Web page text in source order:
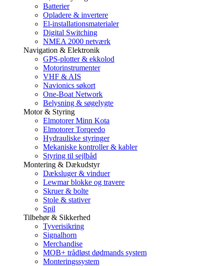
Batterier
Opladere & invertere
El-installationsmaterialer
Digital Switching
NMEA 2000 netværk
Navigation & Elektronik
GPS-plotter & ekkolod
Motorinstrumenter
VHF & AIS
Navionics søkort
One-Boat Network
Belysning & søgelygte
Motor & Styring
Elmotorer Minn Kota
Elmotorer Torqeedo
Hydrauliske styringer
Mekaniske kontroller & kabler
Styring til sejlbåd
Montering & Dækudstyr
Dæksluger & vinduer
Lewmar blokke og travere
Skruer & bolte
Stole & stativer
Spil
Tilbehør & Sikkerhed
Tyverisikring
Signalhorn
Merchandise
MOB+ trådløst dødmands system
Monteringssystem